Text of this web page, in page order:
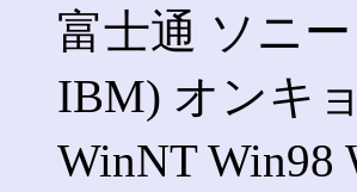
富士通 ソニ
IBM) オンキ
WinNT Win98